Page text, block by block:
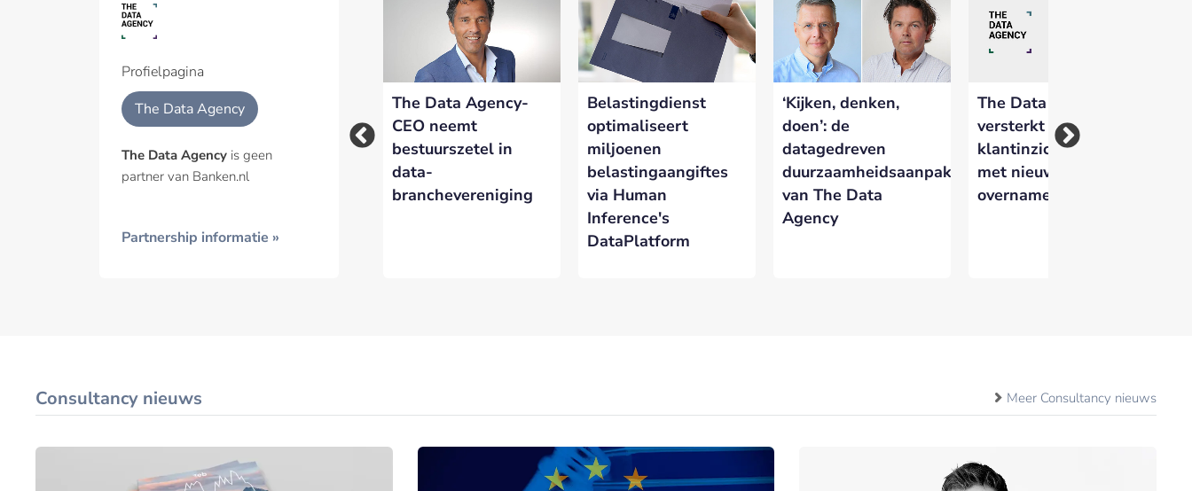
Profielpagina
The Data Agency
The Data Agency is geen
partner van Banken.nl
Partnership informatie »
Partnerships bij Banken.nl
Een partnership met Banken.nl biedt diverse mogelijkheden om je merk te versterken en zichtbaar te maken op
het platform voor de Nederlandse bankensector.
Geïnteresseerd in meer informatie?
Laat hieronder je gegevens achter.
Nieuwe overname
Agency ‘allround
Duitse afdeling Dun
& Bradstreet
overgenomen door
The Data Agency
The Data Agency-
CEO neemt
bestuurszetel in
data-
branchevereniging
Belastingdienst
optimaliseert
miljoenen
belastingaangiftes
via Human
Inference's
DataPlatform
‘Kijken, denken,
doen’: de
datagedreven
duurzaamheidsaanpak
van The Data
Agency
The Data Agency
versterkt positie in
klantinzicht-markt
met nieuwe
overname
Consultancy nieuws Meer Consultancy nieuws